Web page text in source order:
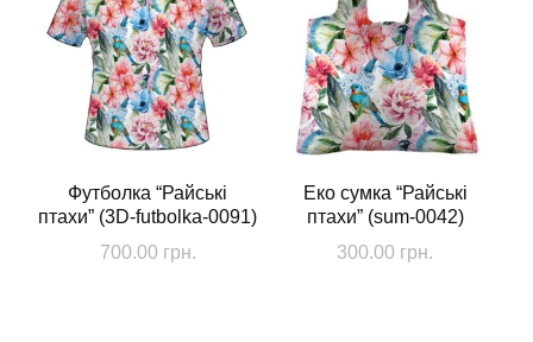
Футболка “Райські
птахи” (3D-futbolka-0091)
700.00 грн.
Еко сумка “Райські
птахи” (sum-0042)
300.00 грн.